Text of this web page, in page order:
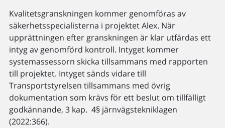
Kvalitetsgranskningen kommer genomföras av
säkerhetsspecialisterna i projektet Alex. När
upprättningen efter granskningen är klar utfärdas ett
intyg av genomförd kontroll. Intyget kommer
systemassessorn skicka tillsammans med rapporten
till projektet. Intyget sänds vidare till
Transportstyrelsen tillsammans med övrig
dokumentation som krävs för ett beslut om tillfälligt
godkännande, 3 kap. 4§ järnvägstekniklagen
(2022:366).